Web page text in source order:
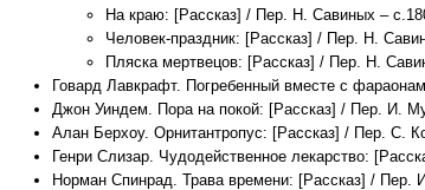
На краю: [Рассказ] / Пер. Н. Савиных –
Человек-праздник: [Рассказ] / Пер. Н.
Пляска мертвецов: [Рассказ] / Пер. Н.
Говард Лавкрафт. Погребенный вместе с
Джон Уиндем. Пора на покой: [Рассказ] / Пер. И.
Алан Берхоу. Орнитантропус: [Рассказ] / Пер. С.
Генри Слизар. Чудодейственное лекарство:
Норман Спинрад. Трава времени: [Рассказ] / Пер.